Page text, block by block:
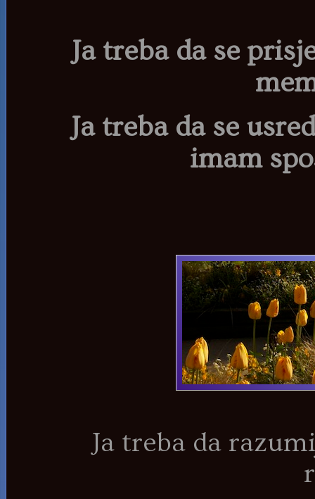
Ja treba da se
Ja treba da se
imam
Ja treba da